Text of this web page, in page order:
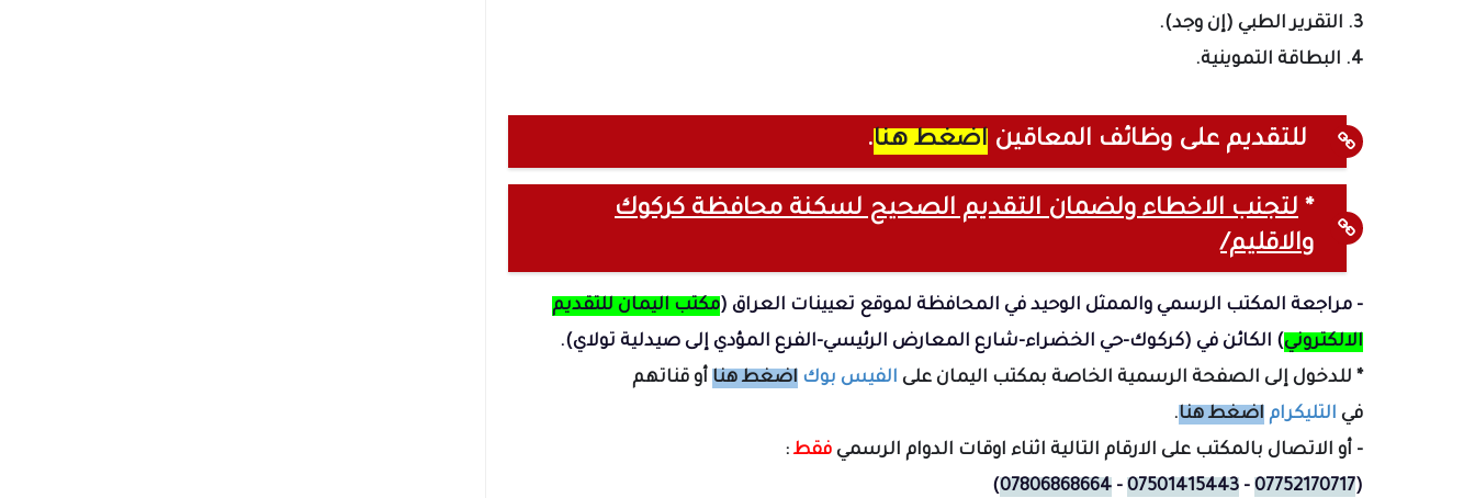
3. التقرير الطبي (إن وجد).
4. البطاقة التموينية.
للتقديم على وظائف المعاقين اضغط هنا.
* لتجنب الاخطاء ولضمان التقديم الصحيح لسكنة محافظة كركوك
والاقليم/
- مراجعة المكتب الرسمي والممثل الوحيد في المحافظة لموقع تعيينات العراق (مكتب اليمان للتقديم
الالكتروني) الكائن في (كركوك-حي الخضراء-شارع المعارض الرئيسي-الفرع المؤدي إلى صيدلية تولاي).
* للدخول إلى الصفحة الرسمية الخاصة بمكتب اليمان على الفيس بوك اضغط هنا أو قناتهم
في التليكرام اضغط هنا.
- أو الاتصال بالمكتب على الارقام التالية اثناء اوقات الدوام الرسمي فقط:
(
07752170717
-
07501415443
-
07806868664
)